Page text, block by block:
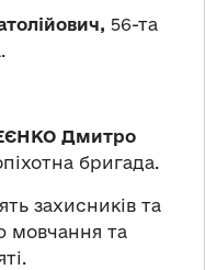
56-та
Дмитро
бригада.
захисників та
мовчання та